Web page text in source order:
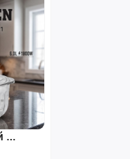
Электрический Измельчитель UAKEEN ZL-111 (6 Л)